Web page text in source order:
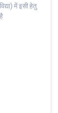
में इसी हेतु